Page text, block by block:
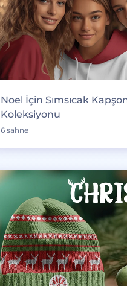
Noel İçin Sımsıcak
Koleksiyonu
6 sahne